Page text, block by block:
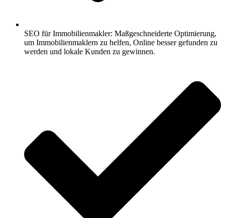
SEO für Immobilienmakler: Maßgeschneiderte Optimierung,
um Immobilienmaklern zu helfen, Online besser gefunden zu
werden und lokale Kunden zu gewinnen.